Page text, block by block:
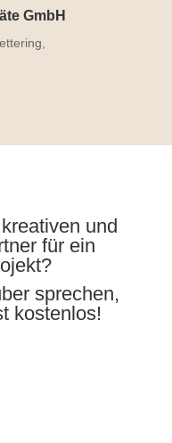
GmbH
und
für ein
sprechen,
kostenlos!